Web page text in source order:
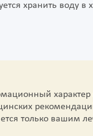
хранить воду в
только вашим